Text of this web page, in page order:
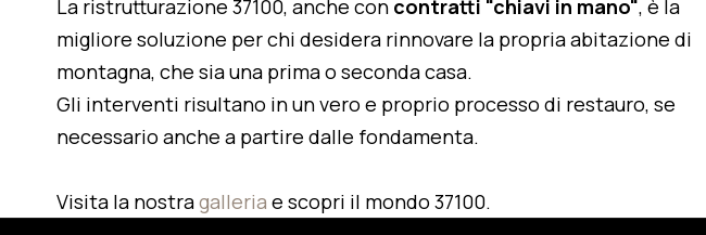
La ristrutturazione 37100, anche con contratti "chiavi in mano", è la
migliore soluzione per chi desidera rinnovare la propria abitazione di
montagna, che sia una prima o seconda casa.
Gli interventi risultano in un vero e proprio processo di restauro, se
necessario anche a partire dalle fondamenta.
Visita la nostragalleria e scopri il mondo 37100.